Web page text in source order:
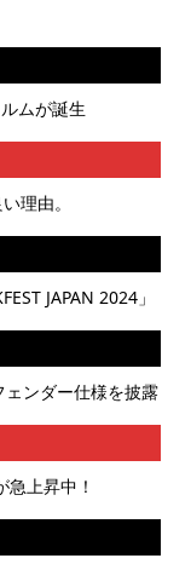
ムが誕生
理由。
JAPAN 2024」
ェンダー仕様を披露
上昇中！